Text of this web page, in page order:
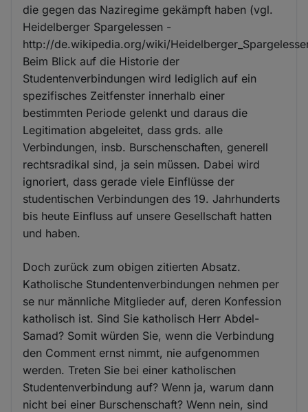
die gegen das Naziregime gekämpft haben (vgl.
Heidelberger Spargelessen -
http://de.wikipedia.org/wiki/
Beim Blick auf die Historie der
Studentenverbindungen wird lediglich auf ein
spezifisches Zeitfenster innerhalb einer
bestimmten Periode gelenkt und daraus die
Legitimation abgeleitet, dass grds. alle
Verbindungen, insb. Burschenschaften, generell
rechtsradikal sind, ja sein müssen. Dabei wird
ignoriert, dass gerade viele Einflüsse der
studentischen Verbindungen des 19. Jahrhunderts
bis heute Einfluss auf unsere Gesellschaft hatten
und haben.
Doch zurück zum obigen zitierten Absatz.
Katholische Stundentenverbindungen nehmen per
se nur männliche Mitglieder auf, deren Konfession
katholisch ist. Sind Sie katholisch Herr Abdel-
Samad? Somit würden Sie, wenn die Verbindung
den Comment ernst nimmt, nie aufgenommen
werden. Treten Sie bei einer katholischen
Studentenverbindung auf? Wenn ja, warum dann
nicht bei einer Burschenschaft? Wenn nein, sind